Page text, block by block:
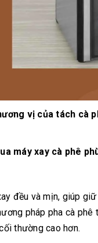
vị của tách cà
máy xay cà phê
đều và mịn, giúp
pháp pha cà phê
thường cao hơn.